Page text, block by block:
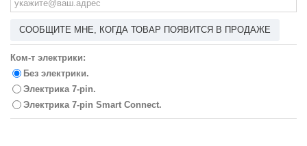
СООБЩИТЕ МНЕ, КОГДА ТОВАР ПОЯВИТСЯ В ПРОДАЖЕ
Ком-т электрики:
Без электрики.
Электрика 7-pin.
Электрика 7-pin Smart Connect.